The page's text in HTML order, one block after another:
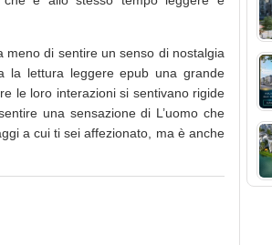
di sentire un senso di nostalgia
la lettura leggere epub una grande
le loro interazioni si sentivano rigide
una sensazione di L’uomo che
a cui ti sei affezionato, ma è anche